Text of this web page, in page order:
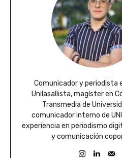
Comunicador y periodista
Unilasallista, magíster en
Transmedia de
comunicador interno de
experiencia en periodismo
y comunicación